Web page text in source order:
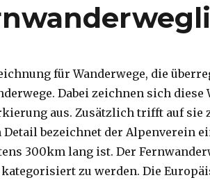
für Wanderwege, die
Dabei zeichnen sich
aus. Zusätzlich trifft auf sie
Detail bezeichnet der Alpenverein
300km lang ist. Der
zu werden. Die